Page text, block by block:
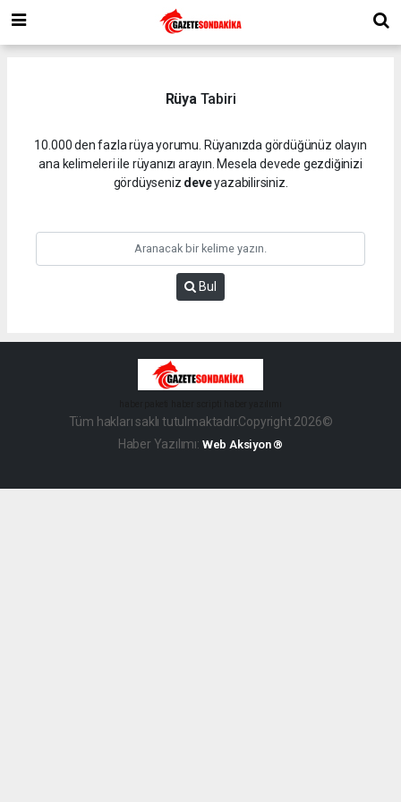
Rüya Tabiri
10.000 den fazla rüya yorumu. Rüyanızda gördüğünüz olayın
ana kelimeleri ile rüyanızı arayın. Mesela devede gezdiğinizi
gördüyseniz deveyazabilirsiniz.
Bul
Tüm hakları saklı tutulmaktadır.Copyright 2026©
Haber Yazılımı: Web Aksiyon ®